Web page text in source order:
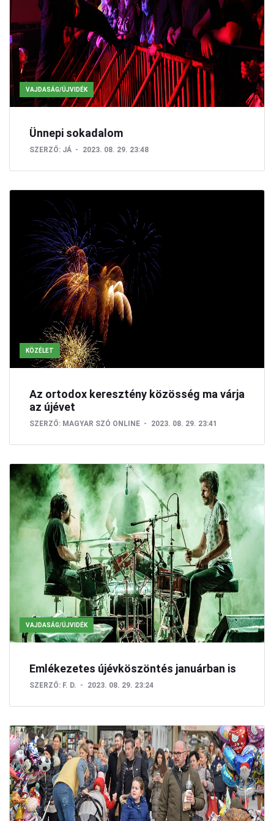
VAJDASÁG/ÚJVIDÉK
Ünnepi sokadalom
SZERZŐ: JÁ 2023. 08. 29. 23:48
KÖZÉLET
Az ortodox keresztény közösség ma várja
az újévet
SZERZŐ: MAGYAR SZÓ ONLINE 2023. 08. 29. 23:41
VAJDASÁG/ÚJVIDÉK
Emlékezetes újévköszöntés januárban is
SZERZŐ: F. D. 2023. 08. 29. 23:24